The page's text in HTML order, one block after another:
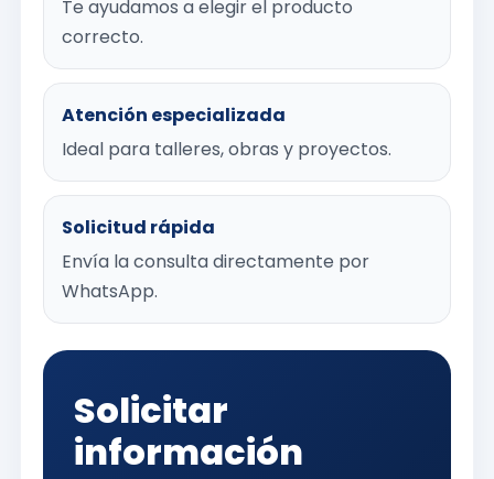
Te ayudamos a elegir el producto
correcto.
Atención especializada
Ideal para talleres, obras y proyectos.
Solicitud rápida
Envía la consulta directamente por
WhatsApp.
Solicitar
información